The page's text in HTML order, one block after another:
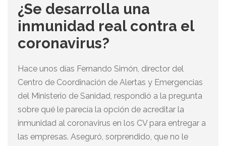
¿Se desarrolla una
inmunidad real contra el
coronavirus?
Hace unos días Fernando Simón, director del
Centro de Coordinación de Alertas y Emergencias
del Ministerio de Sanidad, respondió a la pregunta
sobre qué le parecía la opción de acreditar la
inmunidad al coronavirus en los CV para entregar a
las empresas. Aseguró, sorprendido, que no le